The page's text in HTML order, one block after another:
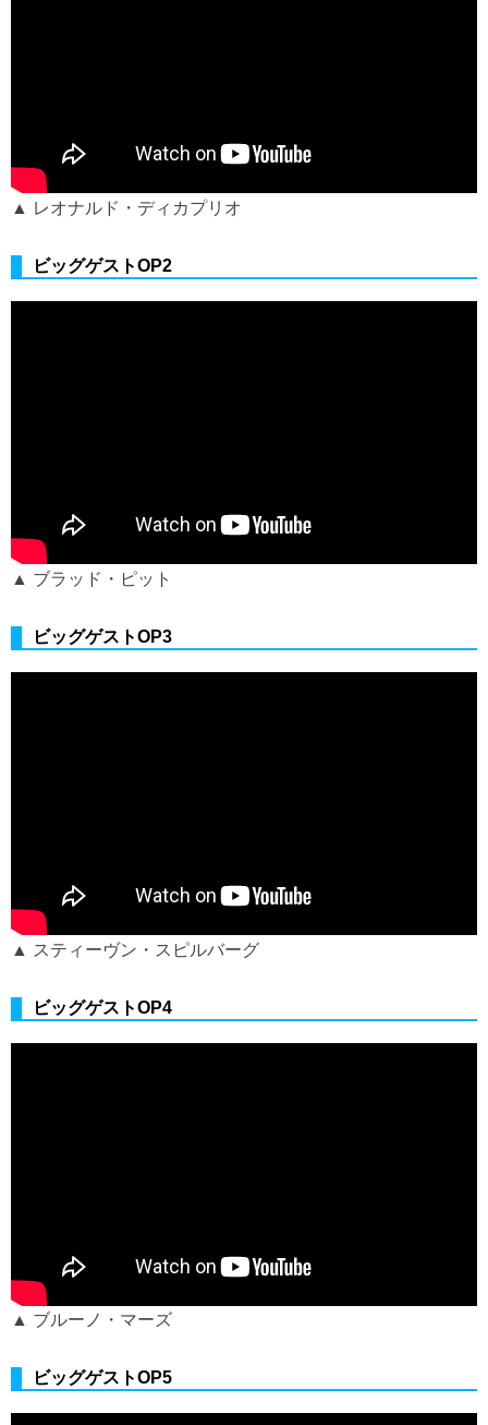
▲ レオナルド・ディカプリオ
ビッグゲストOP2
▲ ブラッド・ピット
ビッグゲストOP3
▲ スティーヴン・スピルバーグ
ビッグゲストOP4
▲ ブルーノ・マーズ
ビッグゲストOP5